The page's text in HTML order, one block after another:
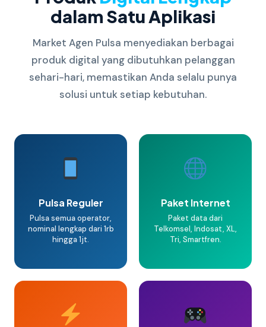
dalam Satu Aplikasi
Market Agen Pulsa menyediakan berbagai
produk digital yang dibutuhkan pelanggan
sehari-hari, memastikan Anda selalu punya
solusi untuk setiap kebutuhan.
Pulsa Reguler
Pulsa semua operator,
nominal lengkap dari 1rb
hingga 1jt.
Paket Internet
Paket data dari
Telkomsel, Indosat, XL,
Tri, Smartfren.